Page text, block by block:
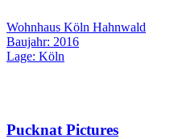
Wohnhaus Köln Hahnwald
Baujahr: 2016
Lage: Köln
Pucknat Pictures